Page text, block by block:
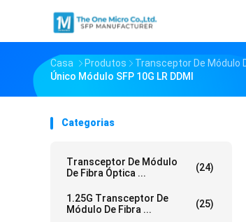
Casa Produtos Transceptor De Módulo
Único Módulo SFP 10G LR DDMI
Categorias
Transceptor De Módulo
De Fibra Óptica ...
(24)
1.25G Transceptor De
Módulo De Fibra ...
(25)